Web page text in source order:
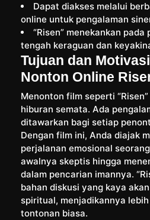
Dapat diakses melalui
online untuk pengalaman
“Risen” menekankan
tengah keraguan dan
Tujuan dan
Nonton Online
Menonton film seperti
hiburan semata. Ada
ditawarkan bagi setiap
Dengan film ini, Anda diajak
perjalanan emosional
awalnya skeptis hingga
dalam pencarian imannya.
bahan diskusi yang kaya
spiritual, menjadikannya
tontonan biasa.